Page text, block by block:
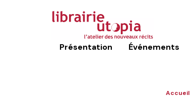
Présentation Événements
Accueil